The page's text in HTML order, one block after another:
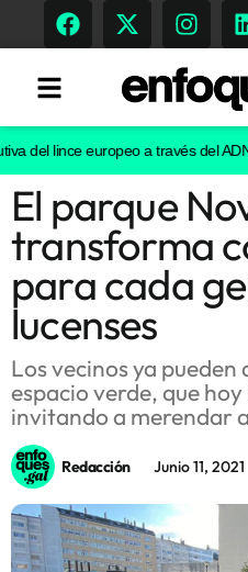
Tendencias
Memoria Histórica
Gastronomía
Escenarios
Sostenibilidad
Innova
lince europeo a través del ADN
El parque
transforma
para cada
lucenses
Los vecinos ya
espacio verde, que
invitando a merendar
Redacción Junio 11, 2021